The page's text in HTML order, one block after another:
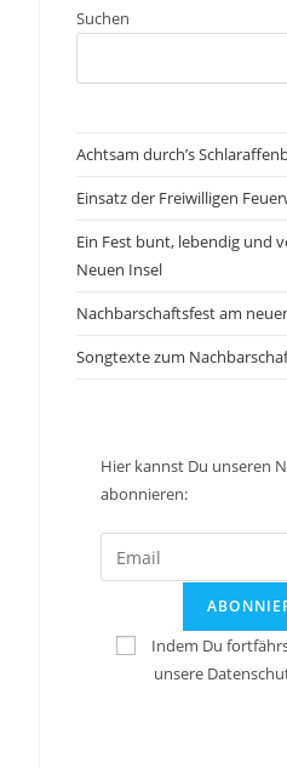
Suchen
Achtsam durch’s
Einsatz der Freiwilligen
Ein Fest bunt, lebendig und
Neuen Insel
Nachbarschaftsfest am
Songtexte zum
Hier kannst Du unseren
abonnieren:
Indem Du
unsere